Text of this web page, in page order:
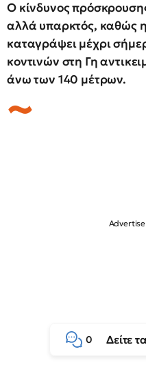
Ο κίνδυνος
αλλά υπαρκτός, καθώς η
καταγράψει μέχρι
κοντινών στη Γη
άνω των 140 μέτρων.
0 Δείτε